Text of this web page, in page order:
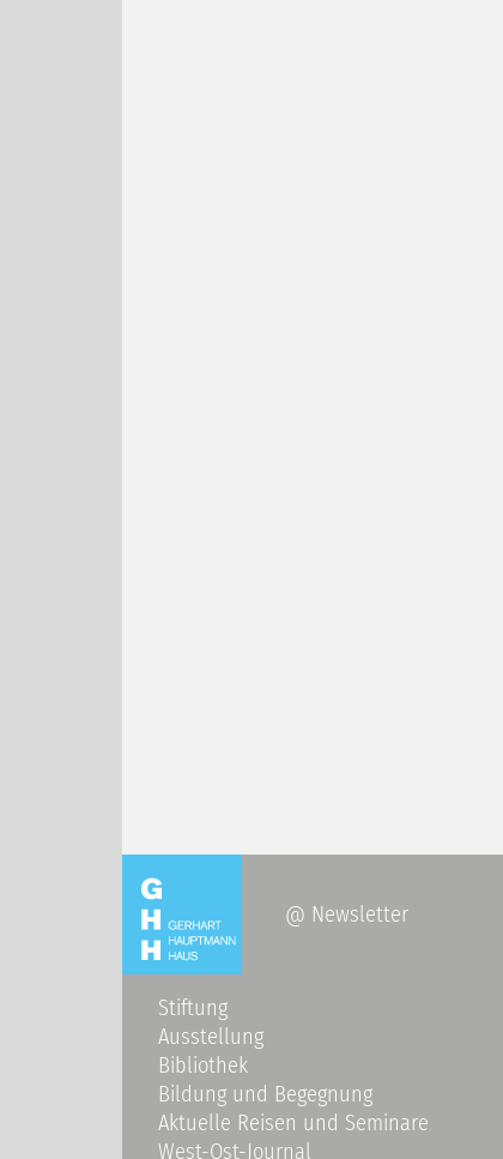
@ Newsletter
Stiftung
Ausstellung
Bibliothek
Bildung und Begegnung
Aktuelle Reisen und Seminare
West-Ost-Journal